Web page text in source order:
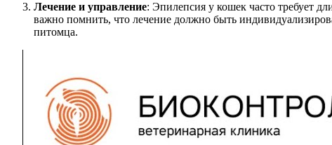
Лечение и управление: Эпилепсия у кошек часто требует
важно помнить, что лечение должно быть
питомца.